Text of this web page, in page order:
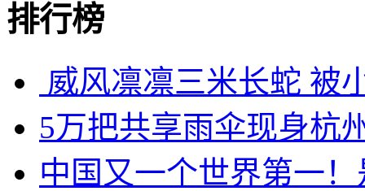
排行榜
威风凛凛三米长蛇 被
5万把共享雨伞现身杭
中国又一个世界第一